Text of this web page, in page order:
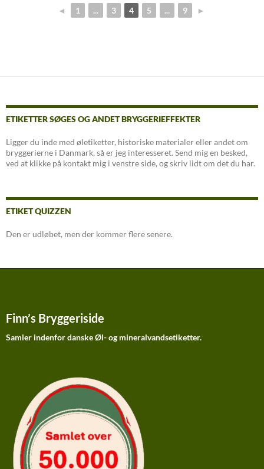
◄ 1 ... 3 4 5 ... 9 ►
ETIKETTER SØGES OG ANDET BRYGGERIEFFEKTER
Ligger du inde med øletiketter, historiske materialer eller andet om
bryggerierne i Danmark, så er jeg interesseret. Send mig en besked,
ved at klikke på kontakt mig i venstre side, og skriv lidt om det du har.
ETIKET QUIZZEN
Den er udløbet, men der kommer flere senere.
Finn’s Bryggeriside
Samler indenfor danske Øl- og mineralvandsetiketter.